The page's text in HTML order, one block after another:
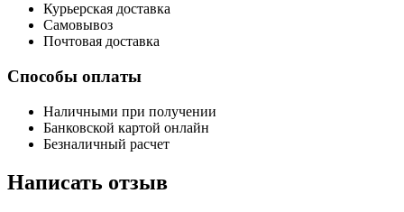
Курьерская доставка
Самовывоз
Почтовая доставка
Способы оплаты
Наличными при получении
Банковской картой онлайн
Безналичный расчет
Написать отзыв